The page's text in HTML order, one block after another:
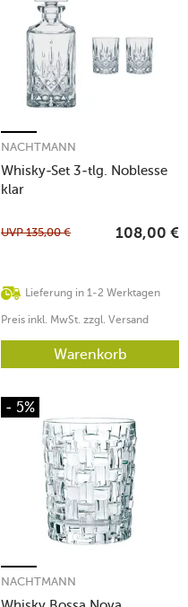
Whisky-Set 3-tlg. Noblesse
klar
NACHTMANN
Lieferung in 1-2 Werktagen
UVP135,00 € 108,00 €
Preis inkl. MwSt. zzgl. Versand
Warenkorb
- 5%
NACHTMANN